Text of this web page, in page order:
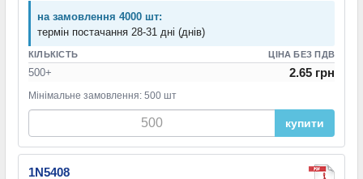
на замовлення 4000 шт:
термін постачання 28-31 дні (днів)
КІЛЬКІСТЬ ЦІНА БЕЗ ПДВ
500+ 2.65 грн
Мінімальне замовлення: 500 шт
купити
1N5408